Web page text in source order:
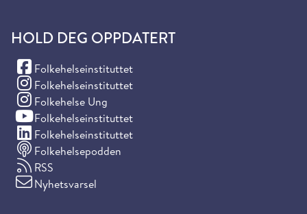
HOLD DEG OPPDATERT
Folkehelseinstituttet
(Facebook)
Folkehelseinstituttet
(Instagram)
Folkehelse Ung
(Instagram)
Folkehelseinstituttet
(YouTube)
Folkehelseinstituttet
(LinkedIn)
Folkehelsepodden
RSS
Nyhetsvarsel